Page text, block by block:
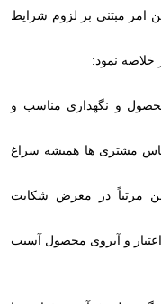
امر مبتنی بر لزوم شرایط
نمود:
و نگهداری مناسب و
مشتری ها همیشه سراغ
مرتباً در معرض شکایت
و آبروی محصول آسیب